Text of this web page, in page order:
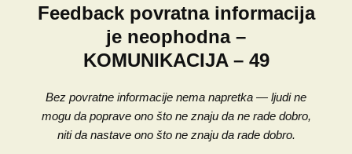
Feedback povratna informacija
je neophodna –
KOMUNIKACIJA – 49
Bez povratne informacije nema napretka — ljudi ne
mogu da poprave ono što ne znaju da ne rade dobro,
niti da nastave ono što ne znaju da rade dobro.